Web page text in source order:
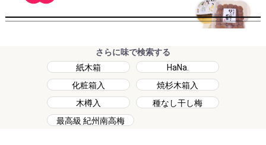
さらに味で検索する
紙木箱
HaNa.
化粧箱入
焼杉木箱入
木樽入
種なし干し梅
最高級 紀州南高梅